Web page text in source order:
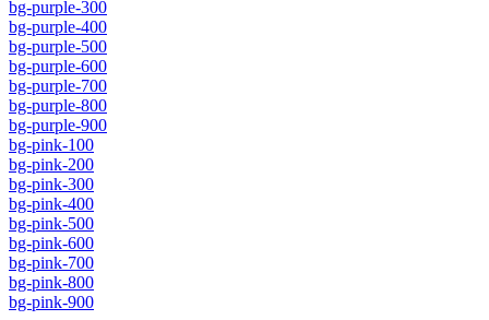
bg-purple-300
bg-purple-400
bg-purple-500
bg-purple-600
bg-purple-700
bg-purple-800
bg-purple-900
bg-pink-100
bg-pink-200
bg-pink-300
bg-pink-400
bg-pink-500
bg-pink-600
bg-pink-700
bg-pink-800
bg-pink-900